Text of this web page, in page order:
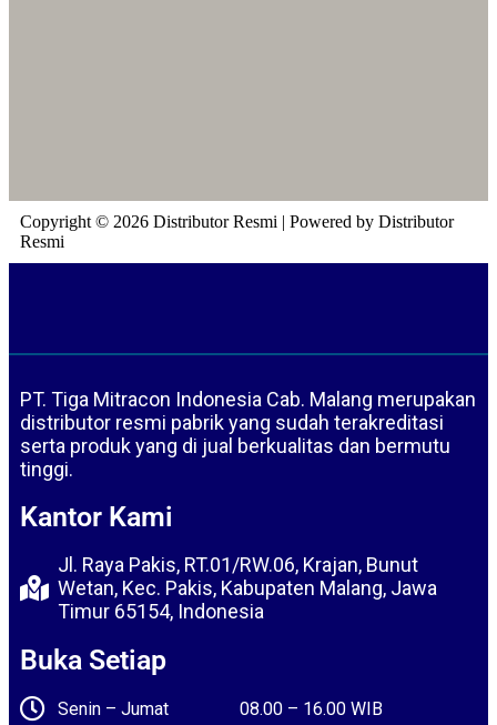
Copyright © 2026 Distributor Resmi | Powered by Distributor
Resmi
PT. Tiga Mitracon Indonesia Cab. Malang merupakan
distributor resmi pabrik yang sudah terakreditasi
serta produk yang di jual berkualitas dan bermutu
tinggi.
Kantor Kami
Jl. Raya Pakis, RT.01/RW.06, Krajan, Bunut
Wetan, Kec. Pakis, Kabupaten Malang, Jawa
Timur 65154, Indonesia
Buka Setiap
Senin – Jumat 08.00 – 16.00 WIB